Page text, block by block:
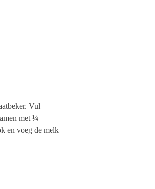
Vul
met ¼
en voeg de melk